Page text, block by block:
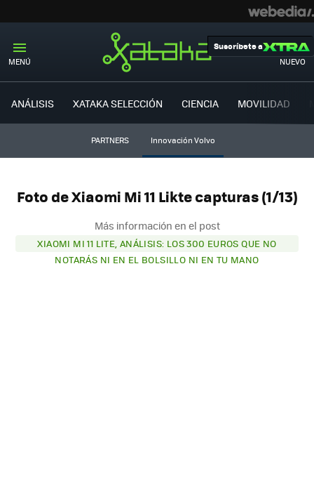
MENÚ NUEVO
Suscríbete a
ANÁLISIS XATAKA SELECCIÓN CIENCIA MOVILIDAD
PARTNERS Innovación Volvo
Foto de Xiaomi Mi 11 Likte capturas (1/13)
Más información en el post
XIAOMI MI 11 LITE, ANÁLISIS: LOS 300 EUROS QUE NO
NOTARÁS NI EN EL BOLSILLO NI EN TU MANO